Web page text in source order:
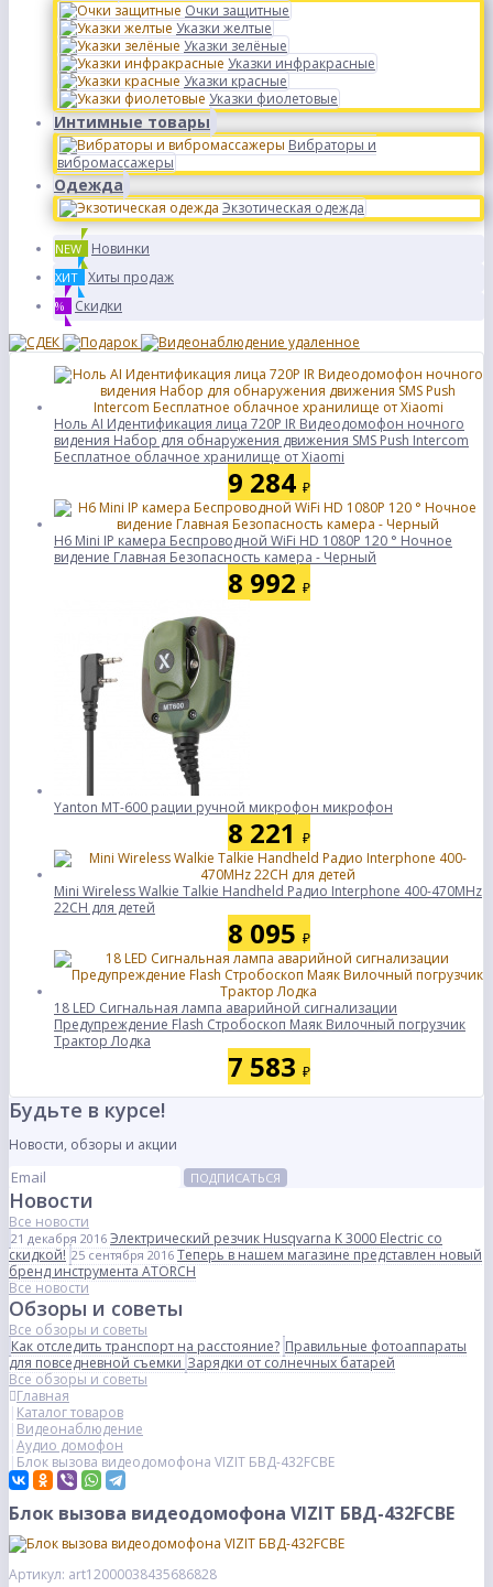
Очки защитные
Указки желтые
Указки зелёные
Указки инфракрасные
Указки красные
Указки фиолетовые
Интимные товары
Вибраторы и
вибромассажеры
Одежда
Экзотическая одежда
NEW Новинки
ХИТ Хиты продаж
% Скидки
Ноль AI Идентификация лица 720P IR Видеодомофон ночного
видения Набор для обнаружения движения SMS Push Intercom
Бесплатное облачное хранилище от Xiaomi
9 284 ₽
H6 Mini IP камера Беспроводной WiFi HD 1080P 120 ° Ночное
видение Главная Безопасность камера - Черный
8 992 ₽
Yanton МТ-600 рации ручной микрофон микрофон
8 221 ₽
Mini Wireless Walkie Talkie Handheld Радио Interphone 400-470MHz
22CH для детей
8 095 ₽
18 LED Сигнальная лампа аварийной сигнализации
Предупреждение Flash Стробоскоп Маяк Вилочный погрузчик
Трактор Лодка
7 583 ₽
Будьте в курсе!
Новости, обзоры и акции
ПОДПИСАТЬСЯ
Новости
Все новости
21 декабря 2016 Электрический резчик Husqvarna K 3000 Electric со
скидкой! 25 сентября 2016 Теперь в нашем магазине представлен новый
бренд инструмента ATORCH
Все новости
Обзоры и советы
Все обзоры и советы
Как отследить транспорт на расстояние? Правильные фотоаппараты
для повседневной съемкиЗарядки от солнечных батарей
Все обзоры и советы
Главная
Каталог товаров
Видеонаблюдение
Аудио домофон
Блок вызова видеодомофона VIZIT БВД-432FCBE
Блок вызова видеодомофона VIZIT БВД-432FCBE
Артикул: art12000038435686828